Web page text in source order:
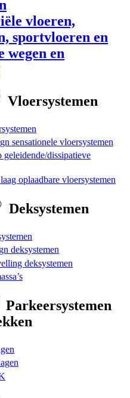
vloeren,
sportvloeren en
wegen en
Vloersystemen
sensationele vloersystemen
geleidende/dissipatieve
oplaadbare vloersystemen
Deksystemen
deksystemen
deksystemen
Parkeersystemen